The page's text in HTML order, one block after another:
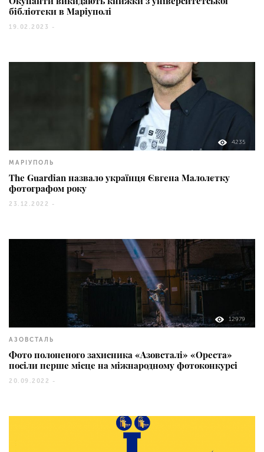
бібліотеки в Маріуполі
19.02.2023 -
4235
МАРІУПОЛЬ
The Guardian назвало українця Євгена Малолєтку
фотографом року
23.12.2022 -
12979
АЗОВСТАЛЬ
Фото полоненого захисника «Азовсталі» «Ореста»
посіли перше місце на міжнародному фотоконкурсі
20.09.2022 -